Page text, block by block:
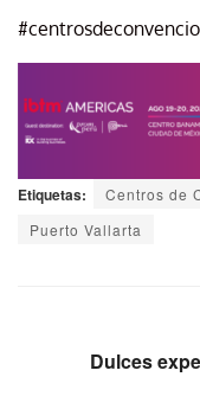
Etiquetas: Centros de
Puerto Vallarta
Dulces